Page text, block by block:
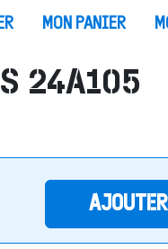
MON PANIER
24A105